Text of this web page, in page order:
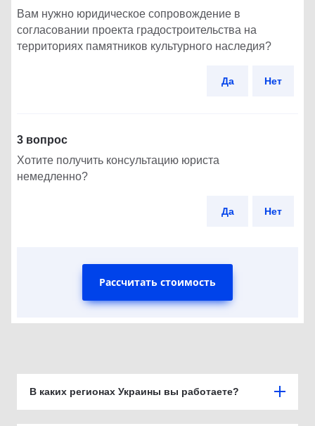
Вам нужно юридическое сопровождение в
согласовании проекта градостроительства на
территориях памятников культурного наследия?
Да Нет
3 вопрос
Хотите получить консультацию юриста
немедленно?
Да Нет
Рассчитать стоимость
В каких регионах Украины вы работаете?